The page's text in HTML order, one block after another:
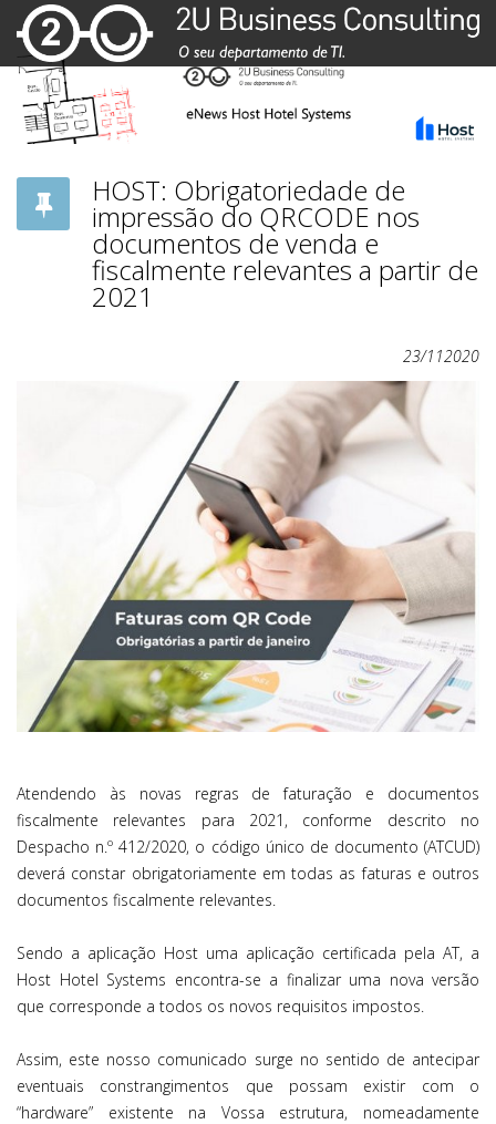
HOST: Obrigatoriedade de
impressão do QRCODE nos
documentos de venda e
fiscalmente relevantes a partir de
2021
23/112020
Atendendo às novas regras de faturação e documentos
fiscalmente relevantes para 2021, conforme descrito no
Despacho n.º 412/2020, o código único de documento (ATCUD)
deverá constar obrigatoriamente em todas as faturas e outros
documentos fiscalmente relevantes.
Sendo a aplicação Host uma aplicação certificada pela AT, a
Host Hotel Systems encontra-se a finalizar uma nova versão
que corresponde a todos os novos requisitos impostos.
Assim, este nosso comunicado surge no sentido de antecipar
eventuais constrangimentos que possam existir com o
“hardware” existente na Vossa estrutura, nomeadamente